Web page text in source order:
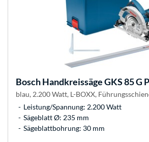
BoschHandkreissäge GKS 85 G
blau, 2.200 Watt, L-BOXX,
Leistung/Spannung: 2.200 Watt
Sägeblatt Ø: 235 mm
Sägeblattbohrung: 30 mm